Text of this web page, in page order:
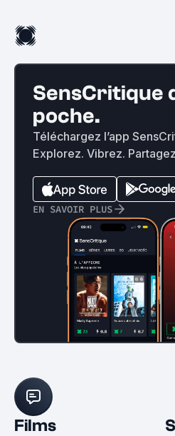
SensCritique
poche.
Téléchargez l’app
Explorez. Vibrez.
EN SAVOIR PLUS
Films